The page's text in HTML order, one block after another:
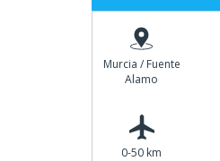
Murcia / Fuente
Alamo
0-50 km